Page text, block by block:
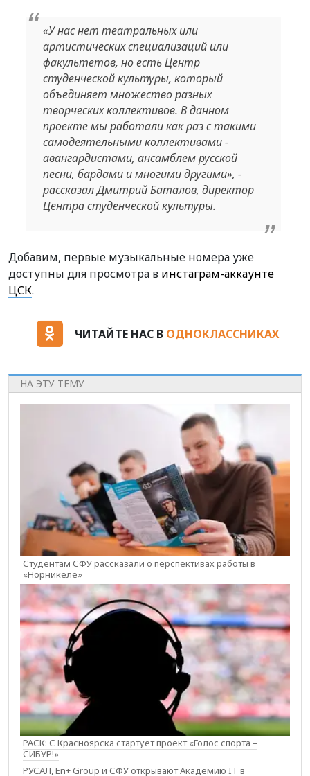
«У нас нет театральных или
артистических специализаций или
факультетов, но есть Центр
студенческой культуры, который
объединяет множество разных
творческих коллективов. В данном
проекте мы работали как раз с такими
самодеятельными коллективами -
авангардистами, ансамблем русской
песни, бардами и многими другими», -
рассказал Дмитрий Баталов, директор
Центра студенческой культуры.
Добавим, первые музыкальные номера уже
доступны для просмотра в инстаграм-аккаунте
ЦСК.
ЧИТАЙТЕ НАС В ОДНОКЛАССНИКАХ
НА ЭТУ ТЕМУ
Студентам СФУ рассказали о перспективах работы в
«Норникеле»
РАСК: С Красноярска стартует проект «Голос спорта –
СИБУР!»
РУСАЛ, En+ Group и СФУ открывают Академию IT в